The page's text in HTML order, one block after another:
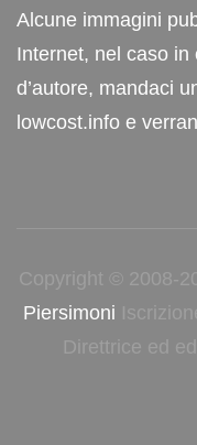
Alcune immagini
Internet, nel caso
d’autore, mandaci
lowcost.info e
Copyright © 2008-
Piersimoni
Direttrice ed